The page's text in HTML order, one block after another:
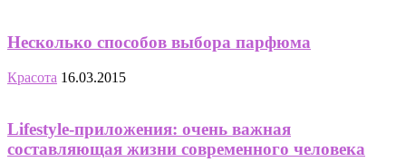
Несколько способов выбора парфюма
Красота 16.03.2015
Lifestyle-приложения: очень важная
составляющая жизни современного человека